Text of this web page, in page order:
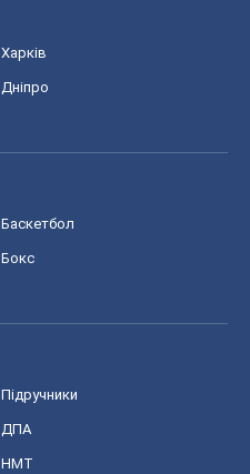
Харків
Дніпро
Баскетбол
Бокс
Підручники
ДПА
НМТ